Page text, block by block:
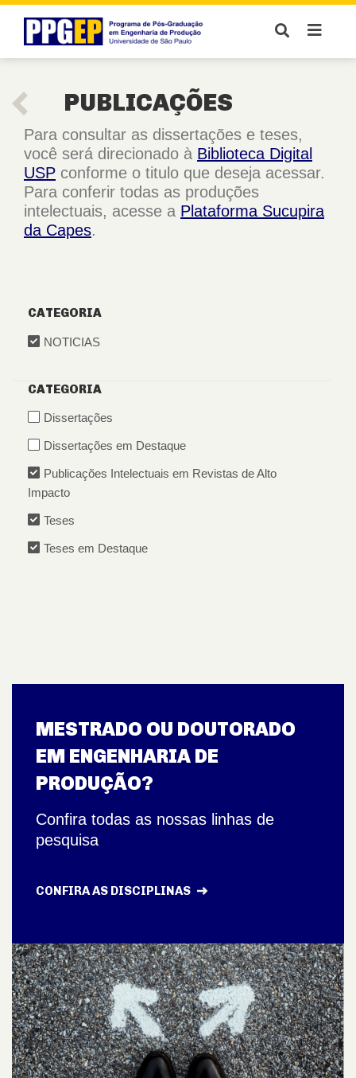
PUBLICAÇÕES
Para consultar as dissertações e teses,
você será direcionado à Biblioteca Digital
USP conforme o titulo que deseja acessar.
Para conferir todas as produções
intelectuais, acesse a Plataforma Sucupira
da Capes.
CATEGORIA
NOTICIAS
CATEGORIA
Dissertações
Dissertações em Destaque
Publicações Intelectuais em Revistas de Alto
Impacto
Teses
Teses em Destaque
MESTRADO OU DOUTORADO
EM ENGENHARIA DE
PRODUÇÃO?
Confira todas as nossas linhas de
pesquisa
CONFIRA AS DISCIPLINAS